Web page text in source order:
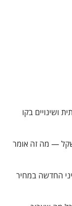
ושינויים בקו
מוזילה: שלושה דגמים ב-129,990 שקל — מה זה אומר
החדשה במחיר